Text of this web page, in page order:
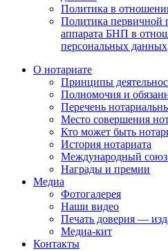
Политика в
Политика первичной
аппарата БНП в
персональных данных
О нотариате
Принципы
Полномочия и
Перечень
Место совершения
Кто может быть
История нотариата
Международный союз
Награды и премии
Медиа
Фотогалерея
Наши видео
Печать доверия —
Медиа-кит
Контакты